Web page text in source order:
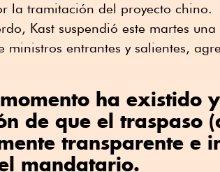
la tramitación del proyecto chino.
Kast suspendió este martes
ministros entrantes y salientes,
ha existido
de que el traspaso
transparente e
mandatario.